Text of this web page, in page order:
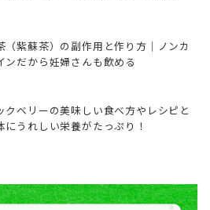
（紫蘇茶）の副作用と作り方｜ノンカ
ンだから妊婦さんも飲める
クベリーの美味しい食べ方やレシピと
にうれしい栄養がたっぷり！